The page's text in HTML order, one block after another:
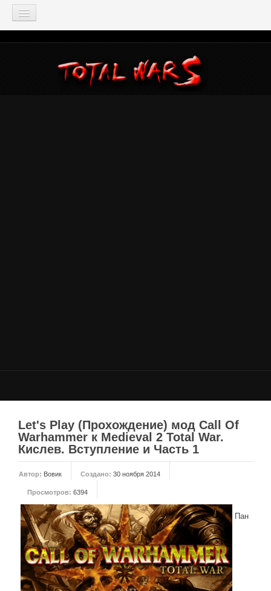
TOTAL WAR
Total War: Three Kingdoms
Total War: Warhammer
МОДЫ
Моддинг ROME 2
Моддинг Empire
Моддинг Napoleon
Моддинг MEDIEVAL 2
ДРУГИЕ ИГРЫ
Серия игр Mount and Blade
Let's Play (Прохождение) мод Call Of
Warhammer к Medieval 2 Total War.
Кислев. Вступление и Часть 1
Автор: Вовик Создано: 30 ноября 2014
Просмотров: 6394
Пан